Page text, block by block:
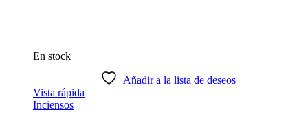
En stock
Añadir a la lista de deseos
Vista rápida
Inciensos